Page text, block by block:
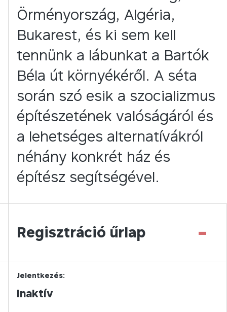
Örményország, Algéria,
Bukarest, és ki sem kell
tennünk a lábunkat a Bartók
Béla út környékéről. A séta
során szó esik a szocializmus
építészetének valóságáról és
a lehetséges alternatívákról
néhány konkrét ház és
építész segítségével.
Regisztráció űrlap -
Jelentkezés:
Inaktív